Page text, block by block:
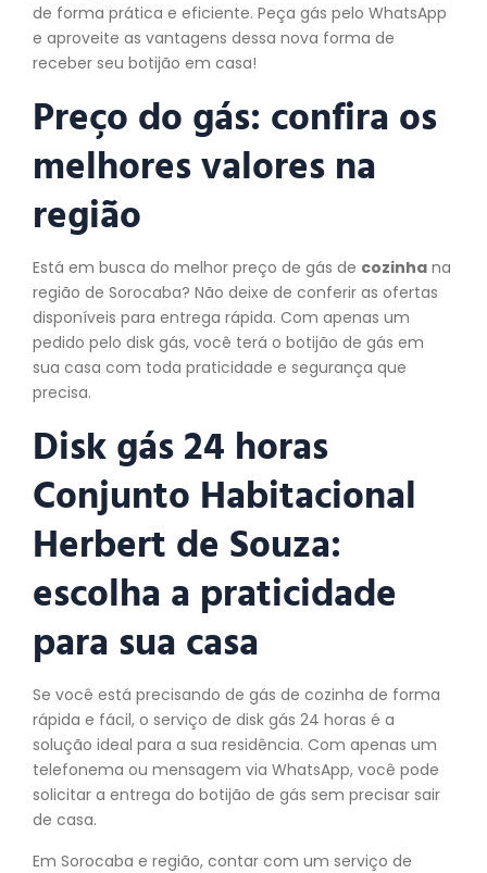
de forma prática e eficiente. Peça gás pelo WhatsApp
e aproveite as vantagens dessa nova forma de
receber seu botijão em casa!
Preço do gás: confira os
melhores valores na
região
Está em busca do melhor preço de gás de cozinha na
região de Sorocaba? Não deixe de conferir as ofertas
disponíveis para entrega rápida. Com apenas um
pedido pelo disk gás, você terá o botijão de gás em
sua casa com toda praticidade e segurança que
precisa.
Disk gás 24 horas
Conjunto Habitacional
Herbert de Souza:
escolha a praticidade
para sua casa
Se você está precisando de gás de cozinha de forma
rápida e fácil, o serviço de disk gás 24 horas é a
solução ideal para a sua residência. Com apenas um
telefonema ou mensagem via WhatsApp, você pode
solicitar a entrega do botijão de gás sem precisar sair
de casa.
Em Sorocaba e região, contar com um serviço de